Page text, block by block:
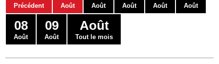
Contacts
Précédent Août Août Août Août Août
08
Août
09
Août
Août
Tout le mois